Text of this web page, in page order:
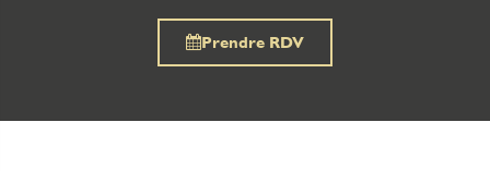
Prendre RDV